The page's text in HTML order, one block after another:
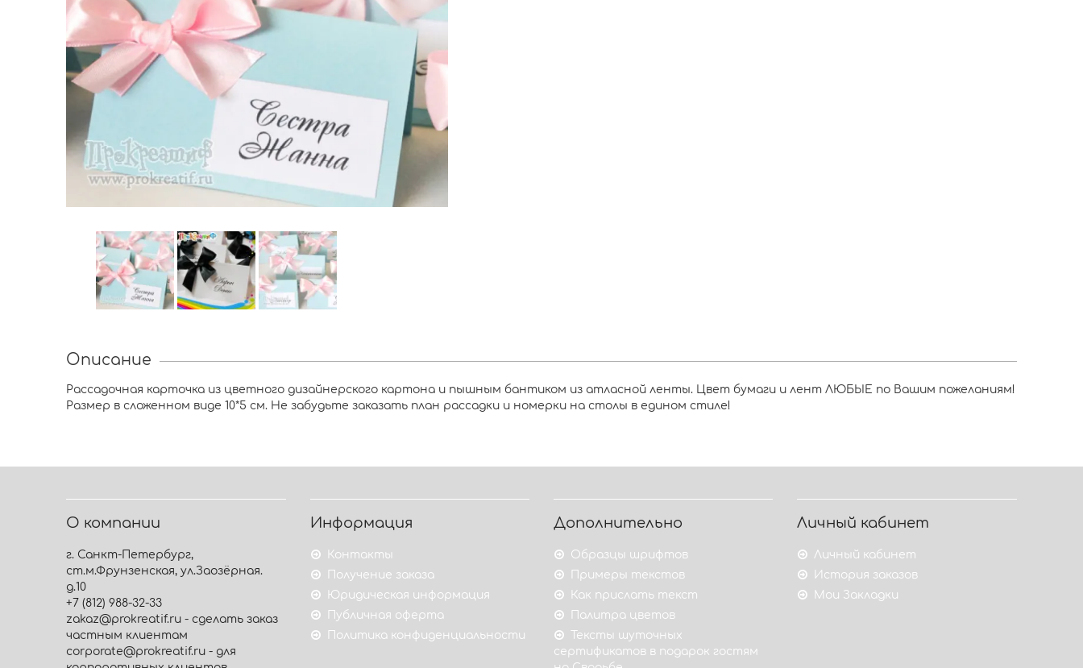
Описание
Рассадочная карточка из цветного дизайнерского картона и пышным бантиком из атласной ленты. Цвет бумаги и лент ЛЮБЫЕ по Вашим пожеланиям!
Размер в сложенном виде 10*5 см. Не забудьте заказать план рассадки и номерки на столы в едином стиле!
О компании
г. Санкт-Петербург,
ст.м.Фрунзенская, ул.Заозёрная.
д.10
+7 (812) 988-32-33
zakaz@prokreatif.ru - сделать заказ
частным клиентам
corporate@prokreatif.ru - для
Информация
Контакты
Получение заказа
Юридическая информация
Публичная оферта
Политика конфиденциальности
Дополнительно
Образцы шрифтов
Примеры текстов
Как прислать текст
Палитра цветов
Тексты шуточных
сертификатов в подарок гостям
Личный кабинет
Личный кабинет
История заказов
Мои Закладки